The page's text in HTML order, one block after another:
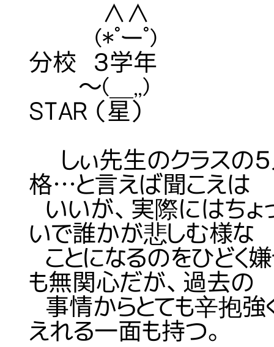
∧∧ 【出身】
(*ﾟーﾟ) 【学年
分校 ３学年
～(＿,,) 【象徴
STAR （星）
しぃ先生のクラスの
格…と言えば聞こえは
いいが、実際にはち
いで誰かが悲しむ様な
ことになるのをひどく
も無関心だが、過去の
事情からとても辛抱強
えれる一面も持つ。